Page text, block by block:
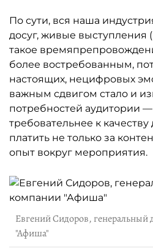
По сути, вся наша
досуг, живые выступления
такое
более востребованным,
настоящих, нецифровых
важным сдвигом стало и
потребностей аудитории —
требовательнее к качеству
платить не только за
опыт вокруг мероприятия.
Евгений Сидоров, генеральный
"Афиша"